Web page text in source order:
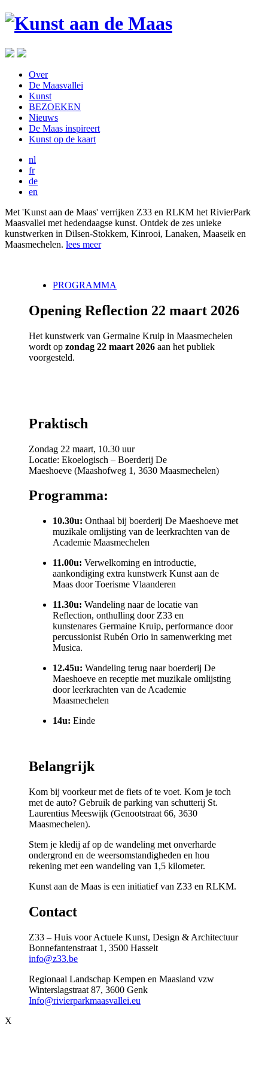
Over
De Maasvallei
Kunst
BEZOEKEN
Nieuws
De Maas inspireert
Kunst op de kaart
nl
fr
de
en
Met 'Kunst aan de Maas' verrijken Z33 en RLKM het RivierPark
Maasvallei met hedendaagse kunst. Ontdek de zes unieke
kunstwerken in Dilsen-Stokkem, Kinrooi, Lanaken, Maaseik en
Maasmechelen. lees meer
PROGRAMMA
Opening Reflection 22 maart 2026
Het kunstwerk van Germaine Kruip in Maasmechelen
wordt op zondag 22 maart 2026 aan het publiek
voorgesteld.
Praktisch
Zondag 22 maart, 10.30 uur
Locatie: Ekoelogisch – Boerderij De
Maeshoeve (Maashofweg 1, 3630 Maasmechelen)
Programma:
10.30u: Onthaal bij boerderij De Maeshoeve met
muzikale omlijsting van de leerkrachten van de
Academie Maasmechelen
11.00u: Verwelkoming en introductie,
aankondiging extra kunstwerk Kunst aan de
Maas door Toerisme Vlaanderen
11.30u: Wandeling naar de locatie van
Reflection, onthulling door Z33 en
kunstenares Germaine Kruip, performance door
percussionist Rubén Orio in samenwerking met
Musica.
12.45u: Wandeling terug naar boerderij De
Maeshoeve en receptie met muzikale omlijsting
door leerkrachten van de Academie
Maasmechelen
14u: Einde
Belangrijk
Kom bij voorkeur met de fiets of te voet. Kom je toch
met de auto? Gebruik de parking van schutterij St.
Laurentius Meeswijk (Genootstraat 66, 3630
Maasmechelen).
Stem je kledij af op de wandeling met onverharde
ondergrond en de weersomstandigheden en hou
rekening met een wandeling van 1,5 kilometer.
Kunst aan de Maas is een initiatief van Z33 en RLKM.
Contact
Z33 – Huis voor Actuele Kunst, Design & Architectuur
Bonnefantenstraat 1, 3500 Hasselt
info@z33.be
Regionaal Landschap Kempen en Maasland vzw
Winterslagstraat 87, 3600 Genk
Info@rivierparkmaasvallei.eu
X